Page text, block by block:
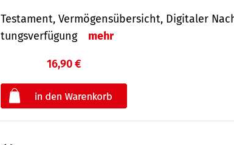
Testament, Vermögens­übersicht, Digitaler
tungs­ver­fügung
mehr
16,90 €